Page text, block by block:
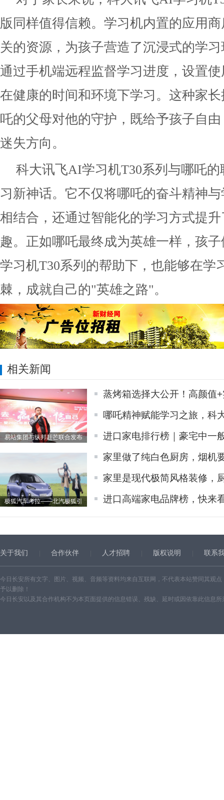
版同样值得信赖。学习机内置的应用
关的资源，为孩子营造了沉浸式的学
通过手机端远程监督学习进度，设置
在健康的时间和环境下学习。这种家
吒的父母对他的守护，既给予孩子自
迷失方向。
科大讯飞AI学习机T30系列与哪吒
习新神话。它不仅将哪吒的奋斗精神
相结合，还通过智能化的学习方式提
趣。正如哪吒最终成为英雄一样，孩
学习机T30系列的帮助下，也能够在学
棘，成就自己的"英雄之路"。
相关新闻
易站集团与纵邦赶芒联合发布
极狐汽车考拉——北汽极狐引
蒸烤箱选择大公开！高颜值
哪吒精神赋能学习之旅，科
进口家电排行榜｜豪宅中一
家里做了纯白色厨房，烟机
家里是现代极简风格装修，
进口高端家电品牌榜，快来
关于我们 合作伙伴 人才招聘 版权说明 联系
今日长安所有文字、图片、视频、音频等资料均来自互联网，不代表本站赞同其观
予以删除！
今日长安以及其合作机构不为本页面提供的信息错误、残缺、延时或因依靠此信息